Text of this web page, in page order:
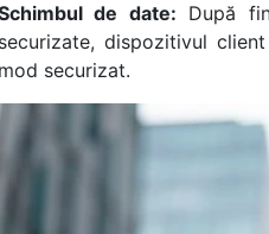
de date: După
securizate, dispozitivul
mod securizat.